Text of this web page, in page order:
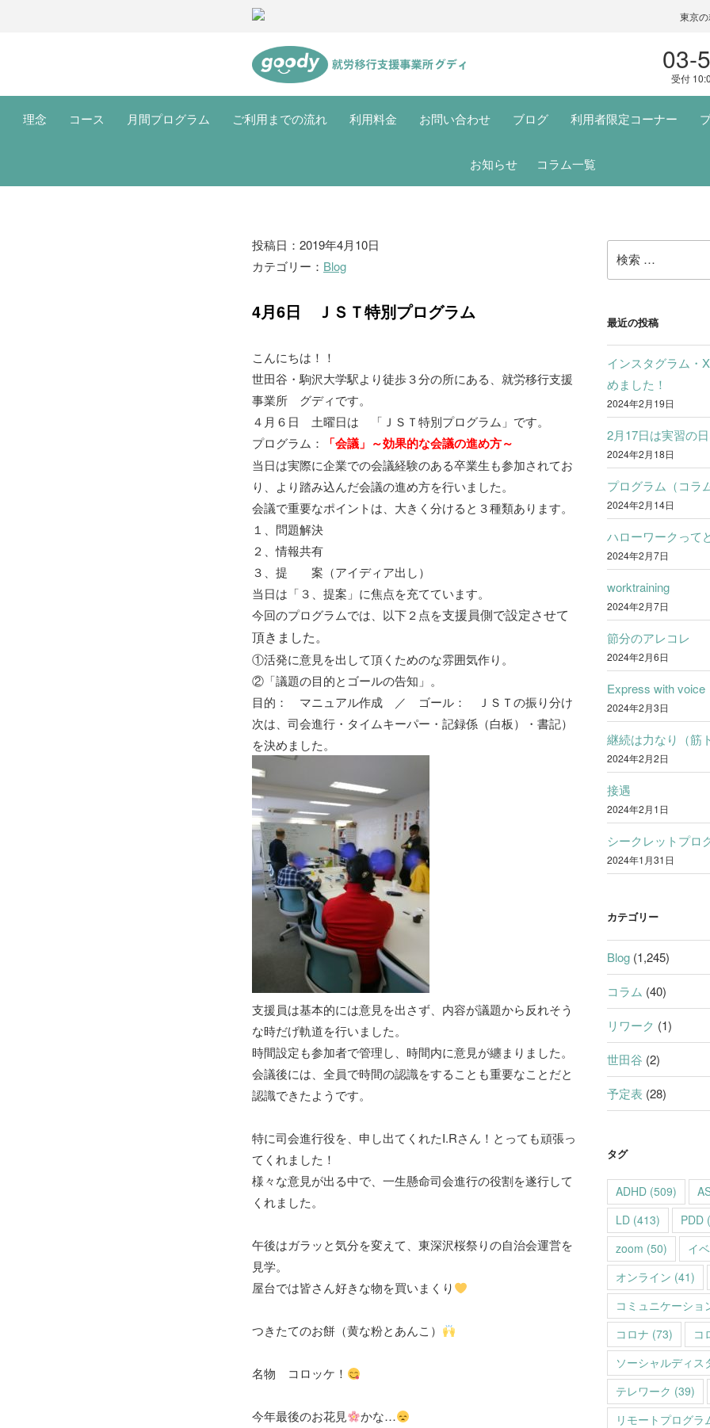
東京
03-
受付
理念 コース 月間プログラム ご利用までの流れ 利用料金 お問い合わせ ブログ 利用者限定コーナー
お知らせ コラム一覧
ブ
ロ
グ
投稿日：2019年4月10日
カテゴリー： Blog
4月6日 ＪＳＴ特別プログラム
こんにちは！！
世田谷・駒沢大学駅より徒歩３分の所にある、就労移行支援
事業所 グディです。
４月６日 土曜日は 「ＪＳＴ特別プログラム」です。
プログラム：
「会議」～効果的な会議の進め方～
当日は実際に企業での会議経験のある卒業生も参加されてお
り、より踏み込んだ会議の進め方を行いました。
会議で重要なポイントは、大きく分けると３種類あります。
１、問題解決
２、情報共有
３、提 案（アイディア出し）
当日は「３、提案」に焦点を充てています。
今回のプログラムでは、以下２点を支援員側で設定させて
頂きました。
①活発に意見を出して頂くためのな雰囲気作り。
②「議題の目的とゴールの告知」。
目的： マニュアル作成 ／ ゴール： ＪＳＴの振り分け
次は、司会進行・タイムキーパー・記録係（白板）・書記）
を決めました。
支援員は基本的には意見を出さず、内容が議題から反れそう
な時だげ軌道を行いました。
時間設定も参加者で管理し、時間内に意見が纏まりました。
会議後には、全員で時間の認識をすることも重要なことだと
認識できたようです。
特に司会進行役を、申し出てくれたI.Rさん！とっても頑張っ
てくれました！
様々な意見が出る中で、一生懸命司会進行の役割を遂行して
くれました。
午後はガラッと気分を変えて、東深沢桜祭りの自治会運営を
見学。
屋台では皆さん好きな物を買いまくり
つきたてのお餅（黄な粉とあんこ）
名物 コロッケ！
今年最後のお花見
かな…
索:
最近の投稿
インスタグラム・
めました！
2024年2月19日
2月17日は実習の
2024年2月18日
プログラム（コラ
2024年2月14日
ハローワークって
2024年2月7日
worktraining
2024年2月7日
節分のアレコレ
2024年2月6日
Express with voice
2024年2月3日
継続は力なり（筋
2024年2月2日
接遇
2024年2月1日
シークレットプロ
2024年1月31日
カテゴリー
Blog (1,245)
コラム (40)
リワーク (1)
世田谷 (2)
予定表 (28)
タグ
ADHD (509)
LD (413) PDD
zoom (50) イ
オンライン (41)
コミュニケーショ
コロナ (73) コ
ソーシャルディス
テレワーク (39)
リモートプログラ